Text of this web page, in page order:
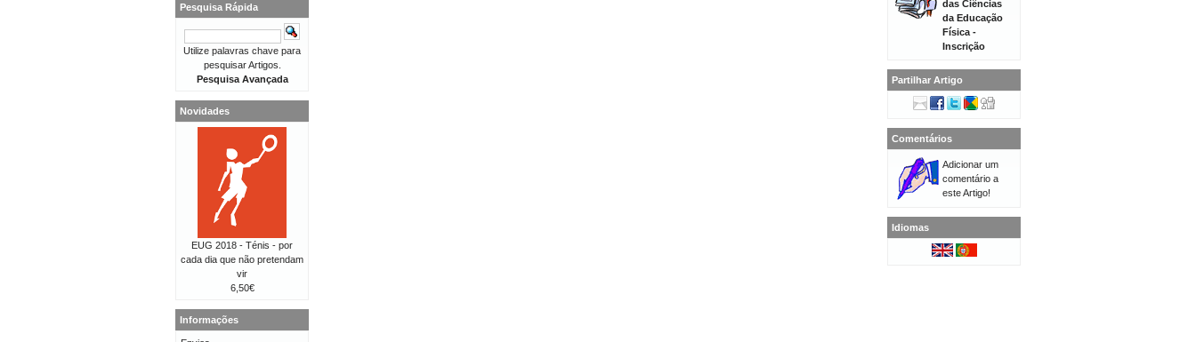
Pesquisa Rápida
Utilize palavras chave para
pesquisar Artigos.
Pesquisa Avançada
Novidades
EUG 2018 - Ténis - por
cada dia que não pretendam
vir
6,50€
Informações
das Ciências
da Educação
Física -
Inscrição
Partilhar Artigo
Comentários
Adicionar um
comentário a
este Artigo!
Idiomas